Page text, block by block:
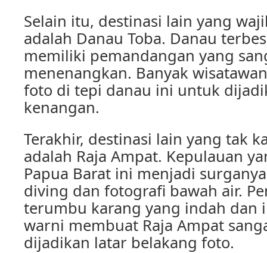
Selain itu, destinasi lain yang
adalah Danau Toba. Danau
memiliki pemandangan yang
menenangkan. Banyak
foto di tepi danau ini untuk
kenangan.
Terakhir, destinasi lain yang tak
adalah Raja Ampat. Kepulauan
Papua Barat ini menjadi
diving dan fotografi bawah air.
terumbu karang yang indah dan
warni membuat Raja Ampat
dijadikan latar belakang foto.